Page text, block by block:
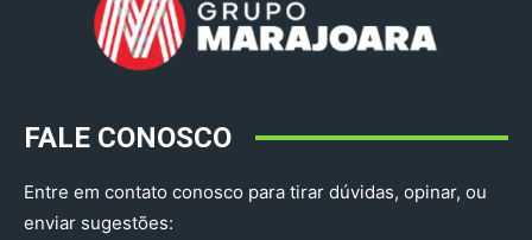
FALE CONOSCO
Entre em contato conosco para tirar dúvidas, opinar, ou
enviar sugestões: